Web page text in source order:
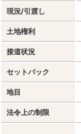
現況/引渡し
土地権利
接道状況
セットバック
地目
法令上の制限